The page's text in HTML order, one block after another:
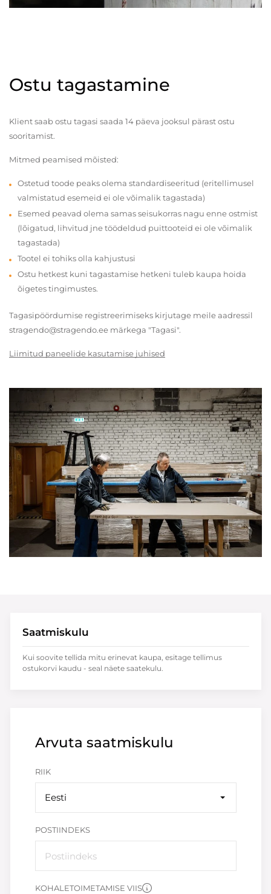
Ostu tagastamine
Klient saab ostu tagasi saada 14 päeva jooksul pärast ostu
sooritamist.
Mitmed peamised mõisted:
Ostetud toode peaks olema standardiseeritud (eritellimusel
valmistatud esemeid ei ole võimalik tagastada)
Esemed peavad olema samas seisukorras nagu enne ostmist
(lõigatud, lihvitud jne töödeldud puittooteid ei ole võimalik
tagastada)
Tootel ei tohiks olla kahjustusi
Ostu hetkest kuni tagastamise hetkeni tuleb kaupa hoida
õigetes tingimustes.
Tagasipöördumise registreerimiseks kirjutage meile aadressil
stragendo@stragendo.ee märkega "Tagasi".
Liimitud paneelide kasutamise juhised
Arvuta saatmiskulu
RIIK
Eesti
POSTIINDEKS
KOHALETOIMETAMISE VIIS
Saatmiskulu
Kui soovite tellida mitu erinevat kaupa, esitage tellimus
ostukorvi kaudu - seal näete saatekulu.